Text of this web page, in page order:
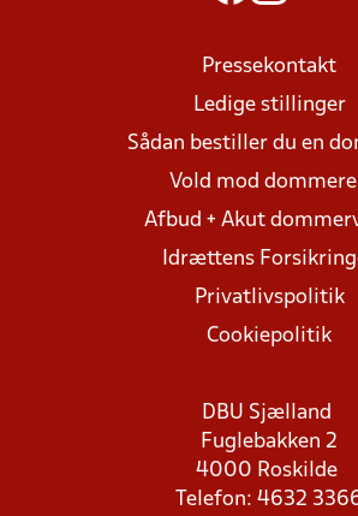
Pressekontakt
Ledige stillinger
Sådan bestiller du en
Vold mod
Afbud + Akut
Idrættens
Privatlivspolitik
Cookiepolitik
DBU Sjælland
Fuglebakken 2
4000 Roskilde
Telefon: 4632